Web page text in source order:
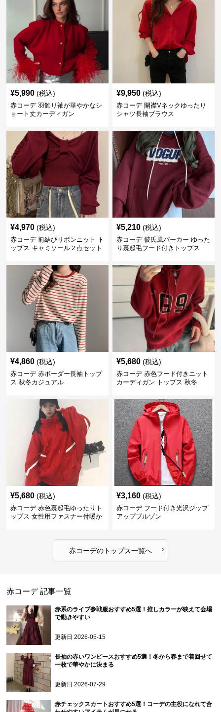
¥5,990 (税込)
赤コーデ 羽飾り袖が華やかなシ
ョート丈カーディガン
¥9,950 (税込)
赤コーデ 開襟Vネックゆったり
シャツ長袖ブラウス
¥4,970 (税込)
赤コーデ 前結びリボンニット ト
ップス キャミソール２点セット
¥5,210 (税込)
赤コーデ 彼氏風パーカー ゆった
り裏起毛フード付きトップス
¥4,860 (税込)
赤コーデ 赤ボーダー長袖トップ
ス 秋冬カジュアル
¥5,680 (税込)
赤コーデ 赤色フード付きニット
カーディガン トップス 秋冬
¥5,680 (税込)
赤コーデ 赤色裏起毛ゆったりト
ップス 女性用ファスナー付暖か
¥3,160 (税込)
赤コーデ フード付き光沢ジップ
アップブルゾン
赤コーデのトップス一覧へ ›
赤コーデ記事一覧
赤系のライブ参戦服おすすめ5選！推しカラーが映えて会場
で動きやすい
更新日2026-05-15
長袖の赤いワンピースおすすめ5選！冬から春まで着回せて
一枚で華やかに決まる
更新日2026-07-29
赤チェックスカートおすすめ5選！コーデの主役になれて合